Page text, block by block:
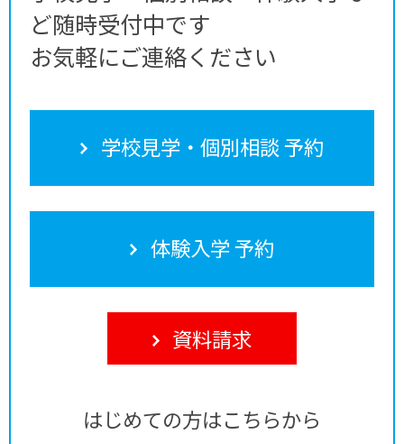
ど随時受付中です
お気軽にご連絡ください
学校見学・個別相談 予約
体験入学 予約
資料請求
はじめての方はこちらから